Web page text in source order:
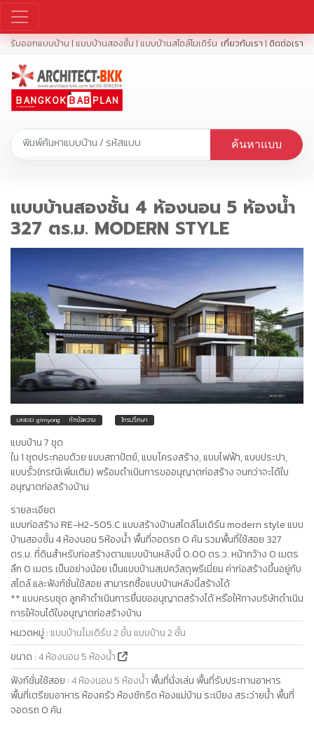
รับออกแบบบ้าน | แบบบ้านสองชั้น | แบบบ้านสไตล์โมเดิร์น เกี่ยวกับเรา | ติดต่อเรา
ค้นหาแบบ
แบบบ้านสองชั้น 4 ห้องนอน 5 ห้องน้ำ
327 ตร.ม. MODERN STYLE
LINEID: gimyong ทักข้อความ โทรปรึกษา
แบบบ้าน 7 ชุด
ใน 1 ชุดประกอบด้วย แบบสถาปัตย์, แบบโครงสร้าง, แบบไฟฟ้า, แบบประปา,
แบบรั้ว(กรณีเพิ่มเติม) พร้อมดำเนินการขออนุญาตก่อสร้าง จนกว่าจะได้ใบ
อนุญาตก่อสร้างบ้าน
รายละเอียด
แบบก่อสร้าง RE-H2-505.C แบบสร้างบ้านสไตล์โมเดิร์น modern style แบบ
บ้านสองชั้น 4 ห้องนอน 5ห้องน้ำ พื้นที่จอดรถ 0 คัน รวมพื้นที่ใช้สอย 327
ตร.ม. ที่ดินสำหรับก่อสร้างตามแบบบ้านหลังนี้ 0.00 ตร.ว. หน้ากว้าง 0 เมตร
ลึก 0 เมตร เป็นอย่างน้อย เป็นแบบบ้านสเปควัสดุพรีเมี่ยม ค่าก่อสร้างขึ้นอยู่กับ
สไตล์ และฟังก์ชั่นใช้สอย สามารถซื้อแบบบ้านหลังนี้สร้างได้
** แบบครบชุด ลูกค้าดำเนินการยื่นขออนุญาตสร้างได้ หรือให้ทางบริษัทดำเนิน
การให้จนได้ใบอนุญาตก่อสร้างบ้าน
หมวดหมู่ : แบบบ้านโมเดิร์น 2 ชั้น แบบบ้าน 2 ชั้น
ขนาด :4 ห้องนอน 5 ห้องน้ำ
ฟังก์ชั่นใช้สอย :4 ห้องนอน 5 ห้องน้ำ พื้นที่นั่งเล่น พื้นที่รับประทานอาหาร
พื้นที่เตรียมอาหาร ห้องครัว ห้องซักรีด ห้องแม่บ้าน ระเบียง สระว่ายน้ำ พื้นที่
จอดรถ 0 คัน